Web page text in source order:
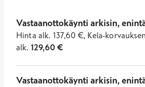
Vastaanottokäynti arkisin,
Hinta alk. 137,60 €, Kela-
alk. 129,60€
Vastaanottokäynti arkisin,